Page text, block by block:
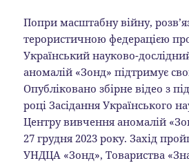
Попри масштабну війну,
терористичною федерацією
Український науково-
аномалій «Зонд» підтримує
Опубліковано збірне відео з
році Засідання Українського
Центру вивчення аномалій
27 грудня 2023 року. Захід
УНДЦА «Зонд», Товариства